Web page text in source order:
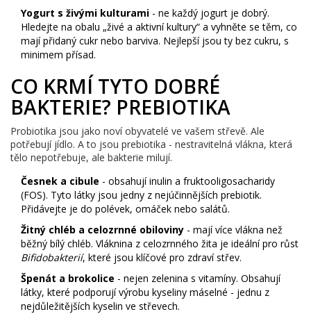
Yogurt s živými kulturami - ne každý jogurt je dobrý.
Hledejte na obalu „živé a aktivní kultury“ a vyhněte se těm, co
mají přidaný cukr nebo barviva. Nejlepší jsou ty bez cukru, s
minimem přísad.
CO KRMÍ TYTO DOBRÉ
BAKTERIE? PREBIOTIKA
Probiotika jsou jako noví obyvatelé ve vašem střevě. Ale
potřebují jídlo. A to jsou prebiotika - nestravitelná vlákna, která
tělo nepotřebuje, ale bakterie milují.
Česnek a cibule - obsahují inulin a fruktooligosacharidy
(FOS). Tyto látky jsou jedny z nejúčinnějších prebiotik.
Přidávejte je do polévek, omáček nebo salátů.
Žitný chléb a celozrnné obiloviny - mají více vlákna než
běžný bílý chléb. Vláknina z celozrnného žita je ideální pro růst
Bifidobakterií, které jsou klíčové pro zdraví střev.
Špenát a brokolice - nejen zelenina s vitamíny. Obsahují
látky, které podporují výrobu kyseliny máselné - jednu z
nejdůležitějších kyselin ve střevech.